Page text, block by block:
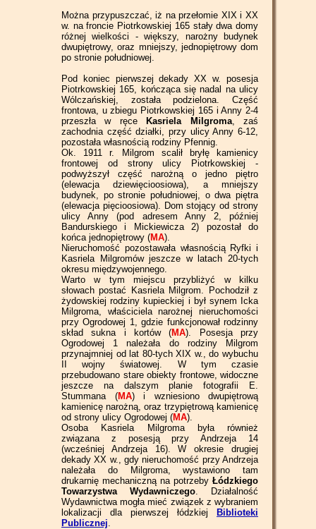
Można przypuszczać, iż na przełomie XIX i XX
w. na froncie Piotrkowskiej 165 stały dwa domy
różnej wielkości - większy, narożny budynek
dwupiętrowy, oraz mniejszy, jednopiętrowy dom
po stronie południowej.
Pod koniec pierwszej dekady XX w. posesja
Piotrkowskiej 165, kończąca się nadal na ulicy
Wólczańskiej, została podzielona. Część
frontowa, u zbiegu Piotrkowskiej 165 i Anny 2-4
przeszła w ręce
Kasriela Milgroma, zaś
zachodnia część działki, przy ulicy Anny 6-12,
pozostała własnością rodziny Pfennig.
Ok. 1911 r. Milgrom scalił bryłę kamienicy
frontowej od strony ulicy Piotrkowskiej -
podwyższył część narożną o jedno piętro
(elewacja dziewięcioosiowa), a mniejszy
budynek, po stronie południowej, o dwa piętra
(elewacja pięcioosiowa). Dom stojący od strony
ulicy Anny (pod adresem Anny 2, później
Bandurskiego i Mickiewicza 2) pozostał do
końca jednopiętrowy (MA).
Nieruchomość pozostawała własnością Ryfki i
Kasriela Milgromów jeszcze w latach 20-tych
okresu międzywojennego.
Warto w tym miejscu przybliżyć w kilku
słowach postać Kasriela Milgrom. Pochodził z
żydowskiej rodziny kupieckiej i był synem Icka
Milgroma, właściciela narożnej nieruchomości
przy Ogrodowej 1, gdzie funkcjonował rodzinny
skład sukna i kortów (MA). Posesja przy
Ogrodowej 1 należała do rodziny Milgrom
przynajmniej od lat 80-tych XIX w., do wybuchu
II wojny światowej. W tym czasie
przebudowano stare obiekty frontowe, widoczne
jeszcze na dalszym planie fotografii E.
Stummana (MA) i wzniesiono dwupiętrową
kamienicę narożną, oraz trzypiętrową kamienicę
od strony ulicy Ogrodowej (MA).
Osoba Kasriela Milgroma była również
związana z posesją przy Andrzeja 14
(wcześniej Andrzeja 16). W okresie drugiej
dekady XX w., gdy nieruchomość przy Andrzeja
należała do Milgroma, wystawiono tam
drukarnię mechaniczną na potrzeby Łódzkiego
Towarzystwa Wydawniczego. Działalność
Wydawnictwa mogła mieć związek z wybraniem
lokalizacji dla pierwszej łódzkiej
Biblioteki
Publicznej.